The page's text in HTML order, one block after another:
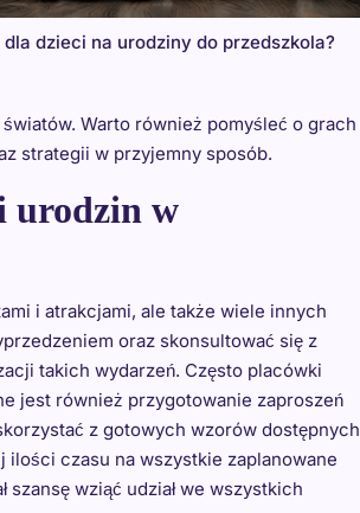
dla dzieci na urodziny do przedszkola?
Warto również pomyśleć o grach
strategii w przyjemny sposób.
urodzin w
i atrakcjami, ale także wiele innych
oraz skonsultować się z
takich wydarzeń. Często placówki
jest również przygotowanie zaproszeń
z gotowych wzorów dostępnych
czasu na wszystkie zaplanowane
wziąć udział we wszystkich